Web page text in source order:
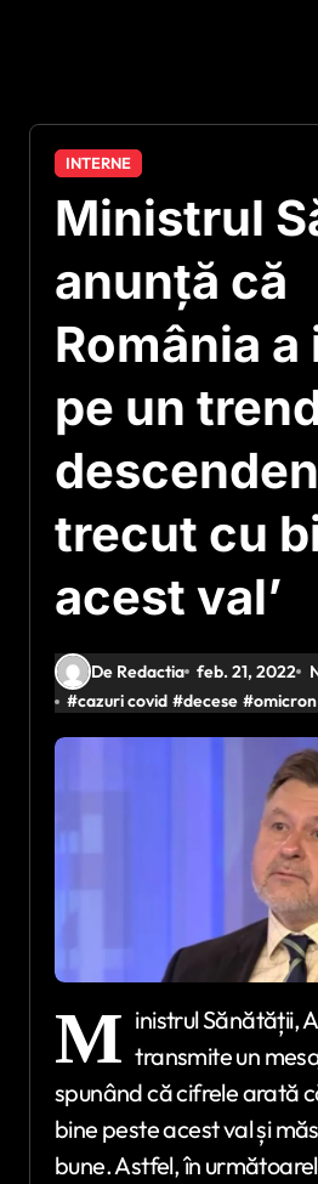
INTERNE
Ministrul
anunță că
România
pe un
trecut cu
acest val’
De Redactia feb. 21, 2022
#cazuri covid #decese #omicron
M inistrul Sănătății,
transmite un
spunând că cifrele arată
bine peste acest val și
bune. Astfel, în